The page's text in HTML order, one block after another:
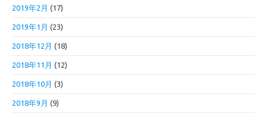
2019年2月 (17)
2019年1月 (23)
2018年12月 (18)
2018年11月 (12)
2018年10月 (3)
2018年9月 (9)